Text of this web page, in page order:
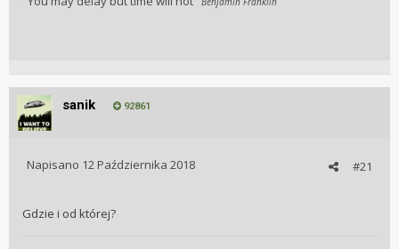
sanik 92861
#21
Napisano 12 Października 2018
Gdzie i od której?